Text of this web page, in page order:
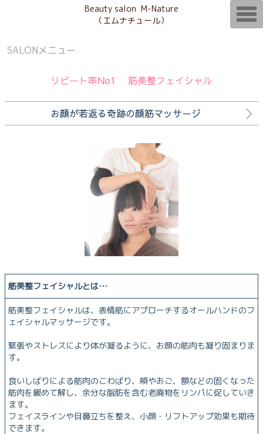
Beauty salon M-Nature
（エムナチュール）
SALONメニュー
リピート率No1 筋美整フェイシャル
お顔が若返る奇跡の顔筋マッサージ
筋美整フェイシャルとは…
筋美整フェイシャルは、表情筋にアプローチするオールハンドのフ
ェイシャルマッサージです。
緊張やストレスにより体が凝るように、お顔の筋肉も凝り固まりま
す。
食いしばりによる筋肉のこわばり、頬やあご、額などの固くなった
筋肉を緩めて解し、余分な脂肪を含む老廃物をリンパに促していき
ます。
フェイスラインや目鼻立ちを整え、小顔・リフトアップ効果も期待
できます。
T
o
g
a
t
i